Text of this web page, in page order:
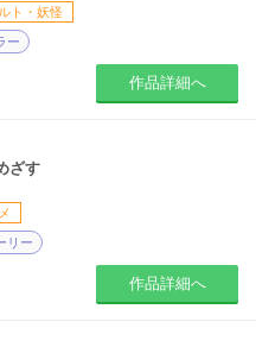
ト・妖怪
ー
作品詳細へ
ざす
リー
作品詳細へ